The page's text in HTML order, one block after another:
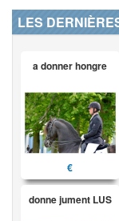
LES
a donner hongre
€
donne jument LUS